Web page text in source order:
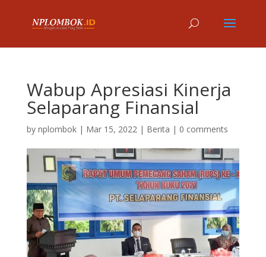
Wabup Apresiasi Kinerja
Selaparang Finansial
by nplombok| Mar 15, 2022| Berita | 0 comments